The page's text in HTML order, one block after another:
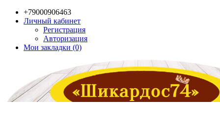
+79000906463
Личный кабинет
Регистрация
Авторизация
Мои закладки (0)